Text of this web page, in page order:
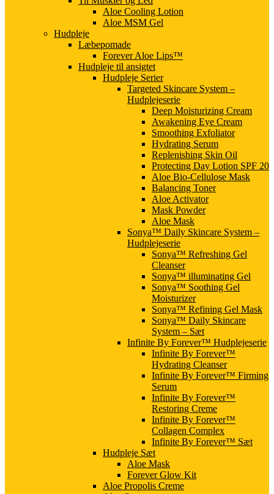
Aloe Cooling Lotion
Aloe MSM Gel
Hudpleje
Læbepomade
Forever Aloe Lips™
Hudpleje til ansigtet
Hudpleje Serier
Targeted Skincare System –
Hudplejeserie
Deep Moisturizing Cream
Awakening Eye Cream
Smoothing Exfoliator
Hydrating Serum
Replenishing Skin Oil
Protecting Day Lotion SPF 20
Aloe Bio-Cellulose Mask
Balancing Toner
Aloe Activator
Mask Powder
Aloe Mask
Sonya™ Daily Skincare System –
Hudplejeserie
Sonya™ Refreshing Gel
Cleanser
Sonya™ illuminating Gel
Sonya™ Soothing Gel
Moisturizer
Sonya™ Refining Gel Mask
Sonya™ Daily Skincare
System – Sæt
Infinite By Forever™ Hudplejeserie
Infinite By Forever™
Hydrating Cleanser
Infinite By Forever™ Firming
Serum
Infinite By Forever™
Restoring Creme
Infinite By Forever™
Collagen Complex
Infinite By Forever™ Sæt
Hudpleje Sæt
Aloe Mask
Forever Glow Kit
Aloe Propolis Creme